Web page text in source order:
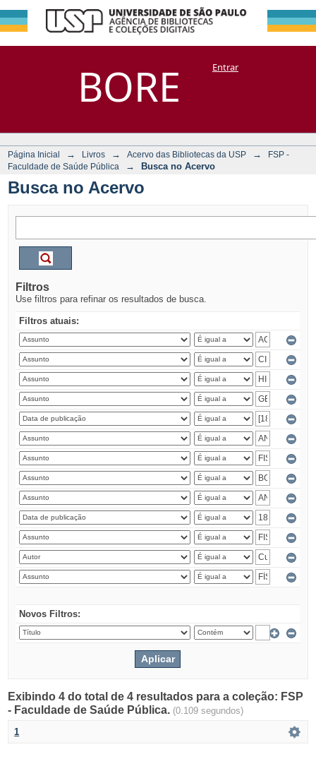
BORE
Busca no Acervo
DSpace/Manakin + CoriscoEntrar
Página Inicial → Livros → Acervo das Bibliotecas da USP →
FSP -
Faculdade de Saúde Pública
→ Busca no Acervo
Busca no Acervo
Filtros
Use filtros para refinar os resultados de busca.
Filtros atuais:
Novos Filtros:
Exibindo 4 do total de 4 resultados para a coleção: FSP
- Faculdade de Saúde Pública. (0.109 segundos)
1